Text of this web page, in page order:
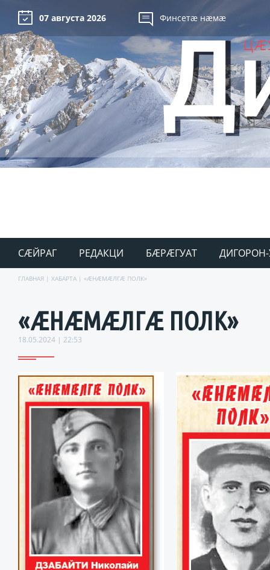
07 августа 2026 Финсетæ нæмæ
СÆЙРАГ РЕДАКЦИ БÆРÆГУАТ ДИГОРОН-
ГЛАВНАЯ | ХАБАРТА | «ÆНÆМÆЛГÆ ПОЛК»
«ÆНÆМÆЛГÆ ПОЛК»
18.05.2024 | 22:53